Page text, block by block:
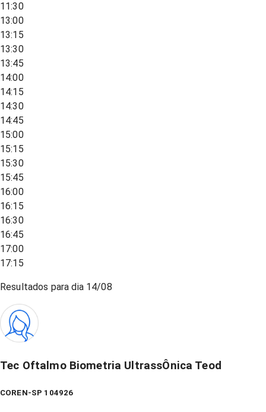
11:30
13:00
13:15
13:30
13:45
14:00
14:15
14:30
14:45
15:00
15:15
15:30
15:45
16:00
16:15
16:30
16:45
17:00
17:15
Resultados para dia 14/08
Tec Oftalmo Biometria UltrassÔnica Teod
COREN-SP 104926